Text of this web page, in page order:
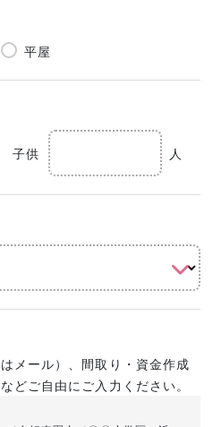
平屋
子供 人
メール）、間取り・資金作成
どご自由にご入力ください。